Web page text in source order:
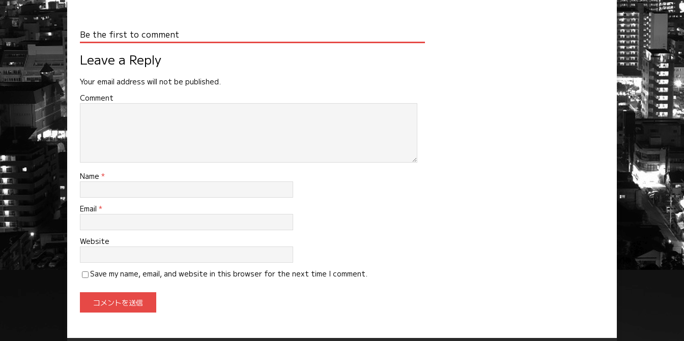
ビ
ー
シ
ン
Be the first to comment
Leave a Reply
Your email address will not be published.
Comment
Name *
Email *
Website
Save my name, email, and website in this browser for the next time I comment.